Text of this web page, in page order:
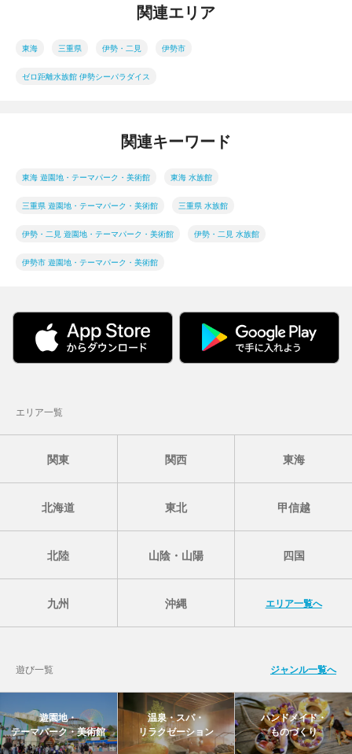
関連エリア
東海 三重県 伊勢・二見 伊勢市
ゼロ距離水族館 伊勢シーパラダイス
関連キーワード
東海 遊園地・テーマパーク・美術館 東海 水族館
三重県 遊園地・テーマパーク・美術館 三重県 水族館
伊勢・二見 遊園地・テーマパーク・美術館 伊勢・二見 水族館
伊勢市 遊園地・テーマパーク・美術館
エリア一覧
関東 関西 東海
北海道 東北 甲信越
北陸 山陰・山陽 四国
九州 沖縄 エリア一覧へ
遊び一覧 ジャンル一覧へ
遊園地・
テーマパーク・美術館
温泉・スパ・
リラクゼーション
ハンドメイド・
ものづくり